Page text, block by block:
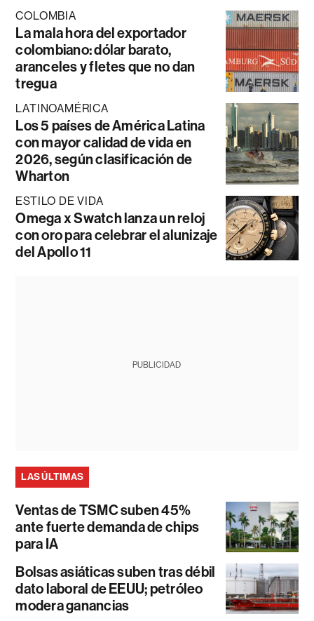
COLOMBIA
La mala hora del exportador
colombiano: dólar barato,
aranceles y fletes que no dan
tregua
LATINOAMÉRICA
Los 5 países de América Latina
con mayor calidad de vida en
2026, según clasificación de
Wharton
ESTILO DE VIDA
Omega x Swatch lanza un reloj
con oro para celebrar el alunizaje
del Apollo 11
PUBLICIDAD
LAS ÚLTIMAS
Ventas de TSMC suben 45%
ante fuerte demanda de chips
para IA
Bolsas asiáticas suben tras débil
dato laboral de EEUU; petróleo
modera ganancias